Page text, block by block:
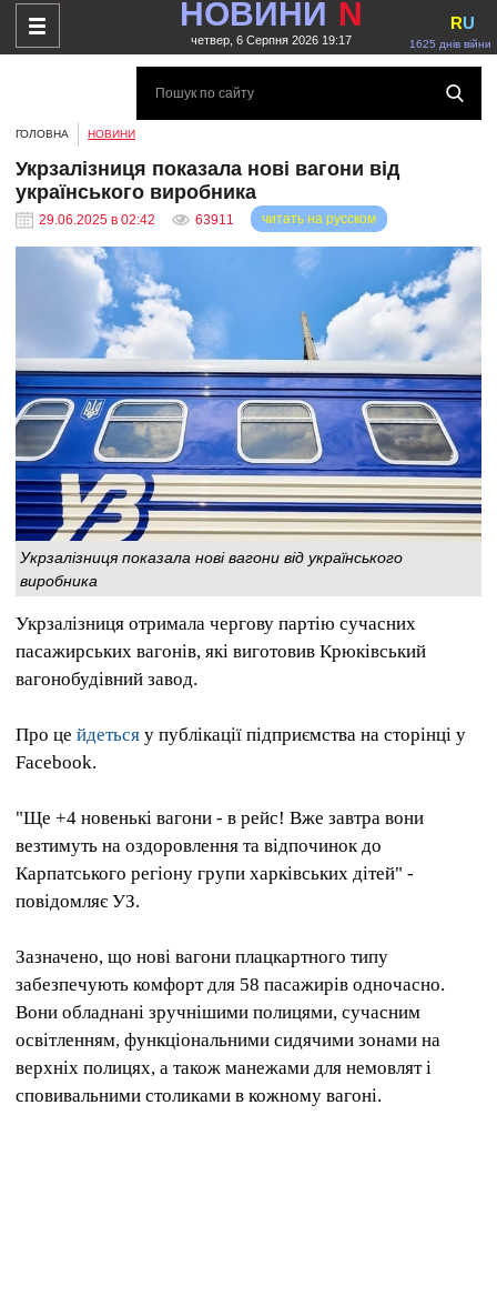
НОВИНИ N
четвер, 6 Серпня 2026 19:17 1625 днів війни
RU
ГОЛОВНА НОВИНИ
Укрзалізниця показала нові вагони від
українського виробника
29.06.2025 в 02:42 63911 читать на русском
Укрзалізниця показала нові вагони від українського
виробника
Укрзалізниця отримала чергову партію сучасних
пасажирських вагонів, які виготовив Крюківський
вагонобудівний завод.
Про це йдеться у публікації підприємства на сторінці у
Facebook.
"Ще +4 новенькі вагони - в рейс! Вже завтра вони
везтимуть на оздоровлення та відпочинок до
Карпатського регіону групи харківських дітей" -
повідомляє УЗ.
Зазначено, що нові вагони плацкартного типу
забезпечують комфорт для 58 пасажирів одночасно.
Вони обладнані зручнішими полицями, сучасним
освітленням, функціональними сидячими зонами на
верхніх полицях, а також манежами для немовлят і
сповивальними столиками в кожному вагоні.